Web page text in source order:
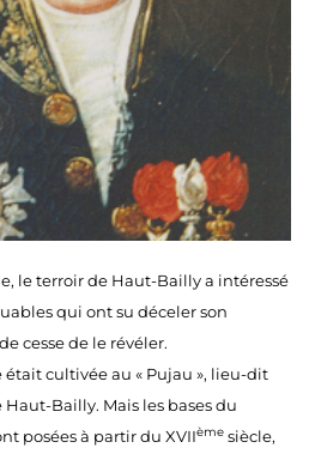
le terroir de Haut-Bailly a intéressé
qui ont su déceler son
cesse de le révéler.
était cultivée au « Pujau », lieu-dit
Bailly. Mais les bases du
posées à partir du XVIIème siècle,